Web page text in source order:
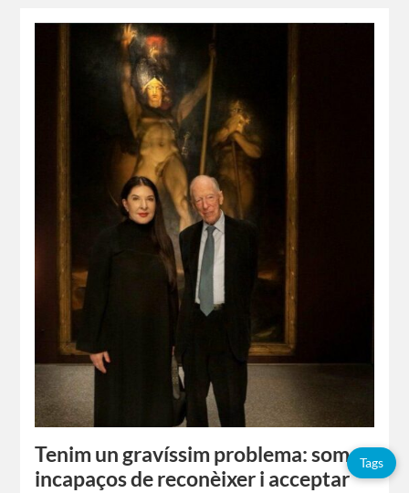
Tenim un gravíssim problema: som
incapaços de reconèixer i acceptar
Tags